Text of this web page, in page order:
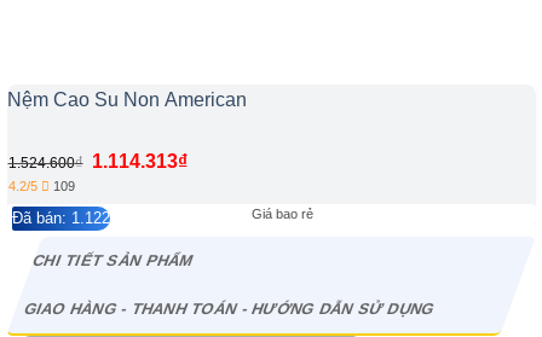
Nệm Cao Su Non American
1.524.600₫ 1.114.313₫
4.2/5 109
Đã bán: 1.122 Giá bao rẻ
CHI TIẾT SẢN PHẨM
GIAO HÀNG - THANH TOÁN - HƯỚNG DẪN SỬ DỤNG